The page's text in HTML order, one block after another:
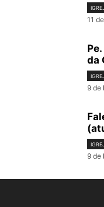
11
da
9 de
9 de